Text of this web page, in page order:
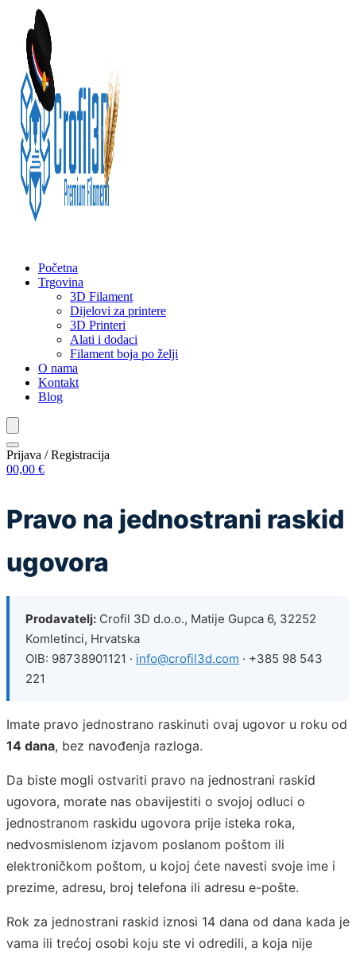
Početna
Trgovina
3D Filament
Dijelovi za printere
3D Printeri
Alati i dodaci
Filament boja po želji
O nama
Kontakt
Blog
Prijava / Registracija
00,00 €
Pravo na jednostrani raskid
ugovora
Prodavatelj: Crofil 3D d.o.o., Matije Gupca 6, 32252
Komletinci, Hrvatska
OIB: 98738901121 · info@crofil3d.com · +385 98 543
221
Imate pravo jednostrano raskinuti ovaj ugovor u roku od
14 dana, bez navođenja razloga.
Da biste mogli ostvariti pravo na jednostrani raskid
ugovora, morate nas obavijestiti o svojoj odluci o
jednostranom raskidu ugovora prije isteka roka,
nedvosmislenom izjavom poslanom poštom ili
elektroničkom poštom, u kojoj ćete navesti svoje ime i
prezime, adresu, broj telefona ili adresu e-pošte.
Rok za jednostrani raskid iznosi 14 dana od dana kada je
vama ili trećoj osobi koju ste vi odredili, a koja nije